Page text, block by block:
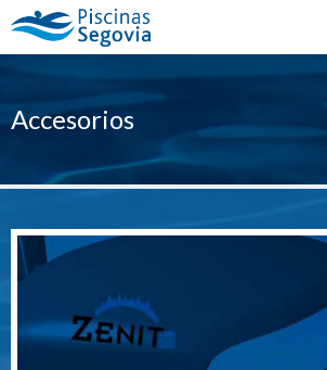
Accesorios